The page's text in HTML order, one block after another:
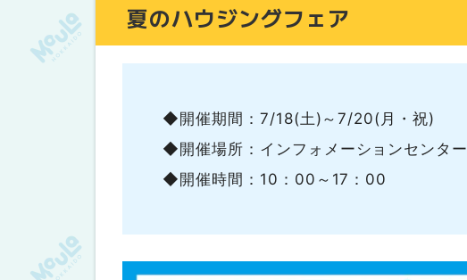
夏のハウジングフェア
◆開催期間：7/18(土)～7/20(月・祝)
◆開催場所：インフォメーションセンター
◆開催時間：10：00～17：00